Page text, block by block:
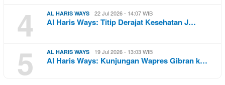
4 AL HARIS WAYS 22 Jul 2026 - 14:07 WIB
Al Haris Ways: Titip Derajat Kesehatan J…
5 AL HARIS WAYS 19 Jul 2026 - 13:03 WIB
Al Haris Ways: Kunjungan Wapres Gibran k…